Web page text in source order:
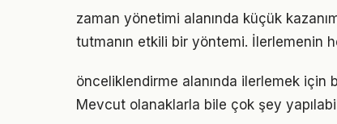
zaman yönetimi alanında küçük
tutmanın etkili bir yöntemi. İlerlemenin
önceliklendirme alanında ilerlemek için
Mevcut olanaklarla bile çok şey